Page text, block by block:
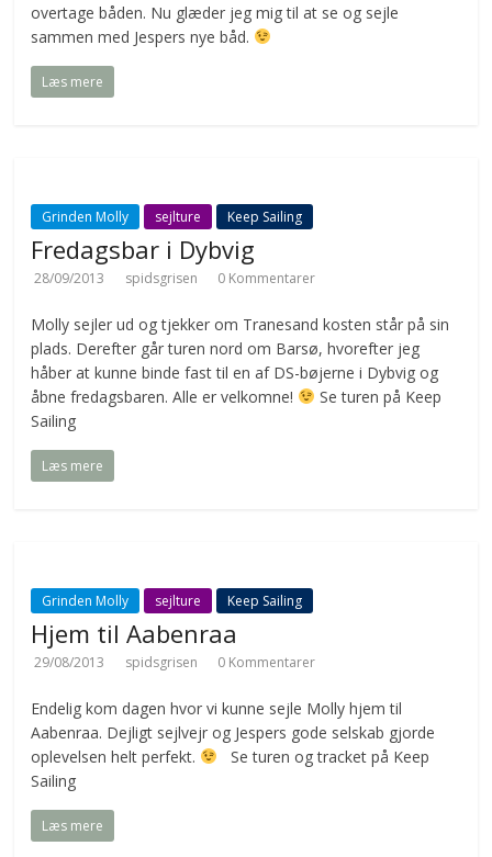
overtage båden. Nu glæder jeg mig til at se og sejle
sammen med Jespers nye båd.
Læs mere
Grinden Molly sejlture Keep Sailing
Fredagsbar i Dybvig
28/09/2013 spidsgrisen 0 Kommentarer
Molly sejler ud og tjekker om Tranesand kosten står på sin
plads. Derefter går turen nord om Barsø, hvorefter jeg
håber at kunne binde fast til en af DS-bøjerne i Dybvig og
åbne fredagsbaren. Alle er velkomne!
Se turen på Keep
Sailing
Læs mere
Grinden Molly sejlture Keep Sailing
Hjem til Aabenraa
29/08/2013 spidsgrisen 0 Kommentarer
Endelig kom dagen hvor vi kunne sejle Molly hjem til
Aabenraa. Dejligt sejlvejr og Jespers gode selskab gjorde
oplevelsen helt perfekt.
Se turen og tracket på Keep
Sailing
Læs mere